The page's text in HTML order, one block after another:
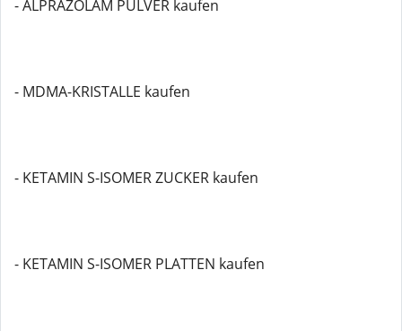
- ALPRAZOLAM PULVER kaufen
- MDMA-KRISTALLE kaufen
- KETAMIN S-ISOMER ZUCKER kaufen
- KETAMIN S-ISOMER PLATTEN kaufen